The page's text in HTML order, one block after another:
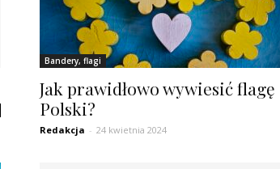
Bandery, flagi
Jak prawidłowo wywiesić flagę
Polski?
Redakcja - 24 kwietnia 2024